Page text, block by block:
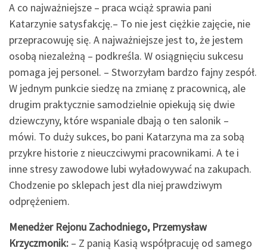
A co najważniejsze – praca wciąż sprawia pani
Katarzynie satysfakcję.– To nie jest ciężkie zajęcie, nie
przepracowuję się. A najważniejsze jest to, że jestem
osobą niezależną – podkreśla. W osiągnięciu sukcesu
pomaga jej personel. – Stworzyłam bardzo fajny zespół.
W jednym punkcie siedzę na zmianę z pracownicą, ale
drugim praktycznie samodzielnie opiekują się dwie
dziewczyny, które wspaniale dbają o ten salonik –
mówi. To duży sukces, bo pani Katarzyna ma za sobą
przykre historie z nieuczciwymi pracownikami. A te i
inne stresy zawodowe lubi wyładowywać na zakupach.
Chodzenie po sklepach jest dla niej prawdziwym
odprężeniem.
Menedżer Rejonu Zachodniego, Przemysław
Krzyczmonik: – Z panią Kasią współpracuję od samego